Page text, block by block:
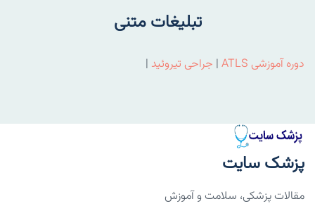
تبلیغات متنی
دوره آموزشی ATLS | جراحی تیروئید |
پزشک سایت
مقالات پزشکی، سلامت و آموزش